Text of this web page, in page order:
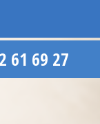
61 69 27